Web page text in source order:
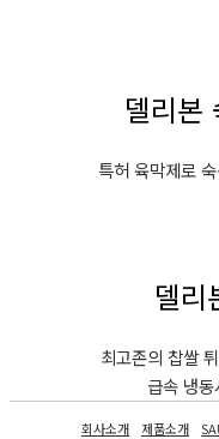
델리본
특허 육막제로
델리
최고존의 찹쌀
급속 냉
회사소개 제품소개